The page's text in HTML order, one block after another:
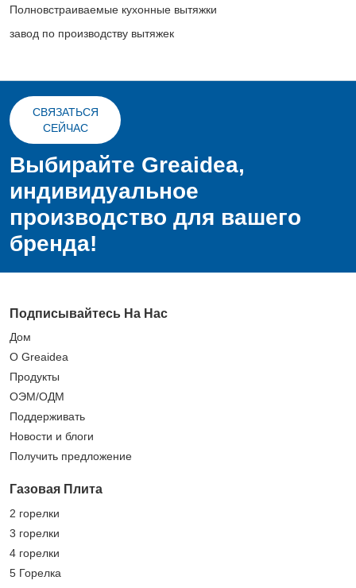
Полновстраиваемые кухонные вытяжки
завод по производству вытяжек
СВЯЗАТЬСЯ
СЕЙЧАС
Выбирайте Greaidea,
индивидуальное
производство для вашего
бренда!
Подписывайтесь На Нас
Дом
О Greaidea
Продукты
ОЭМ/ОДМ
Поддерживать
Новости и блоги
Получить предложение
Газовая Плита
2 горелки
3 горелки
4 горелки
5 Горелка